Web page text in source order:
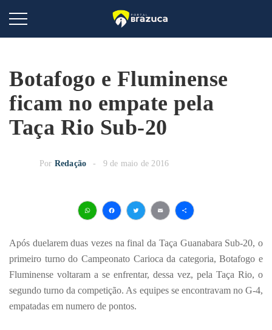
Botafogo e Fluminense
ficam no empate pela
Taça Rio Sub-20
Por Redação 9 de maio de 2016
Após duelarem duas vezes na final da Taça Guanabara Sub-20, o
primeiro turno do Campeonato Carioca da categoria, Botafogo e
Fluminense voltaram a se enfrentar, dessa vez, pela Taça Rio, o
segundo turno da competição. As equipes se encontravam no G-4,
empatadas em numero de pontos.